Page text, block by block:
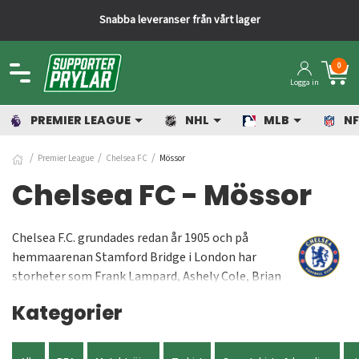
Snabba leveranser från vårt lager
Logga in
0
PREMIER LEAGUE NHL MLB
Premier League Chelsea FC Mössor
Chelsea FC - Mössor
Chelsea F.C. grundades redan år 1905 och på
hemmaarenan Stamford Bridge i London har
storheter som Frank Lampard, Ashely Cole, Brian
med om att Chelsea F.C. är det bästa laget i
Chelsea F.C. såsom lagets officiella matchtröjor
Kategorier